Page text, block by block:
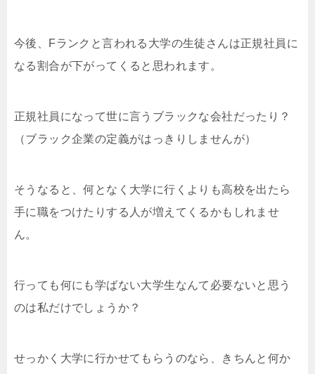
今後、Fランクと言われる大学の生徒さんは正規社員に
なる割合が下がってくると思われます。
正規社員になって世に言うブラックな会社だったり？
（ブラック企業の定義がはっきりしませんが）
そうなると、何となく大学に行くよりも高校を出たら
手に職をつけたりする人が増えてくるかもしれませ
ん。
行っても何にも学ばない大学生なんて必要ないと思う
のは私だけでしょうか？
せっかく大学に行かせてもらうのなら、きちんと何か